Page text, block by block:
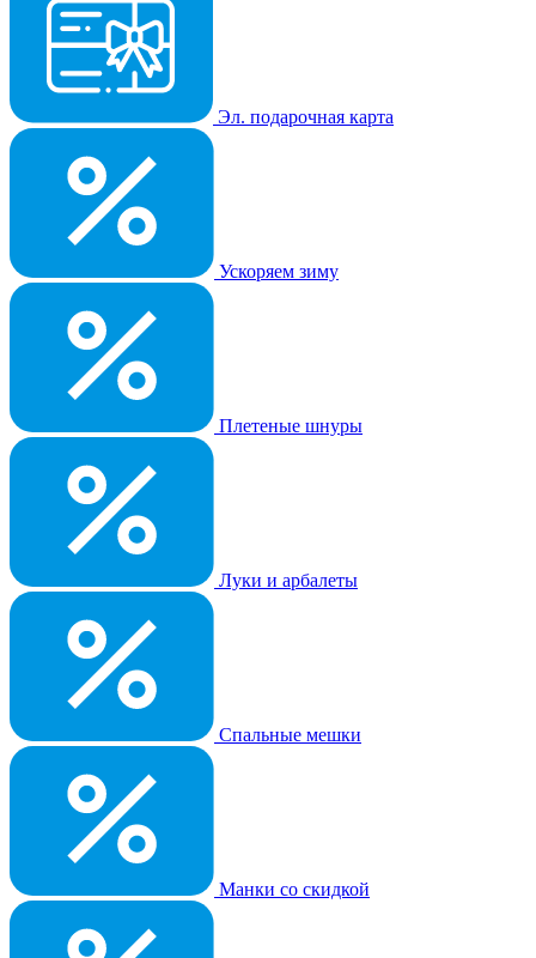
Эл. подарочная карта
Ускоряем зиму
Плетеные шнуры
Луки и арбалеты
Спальные мешки
Манки со скидкой